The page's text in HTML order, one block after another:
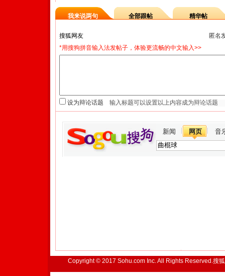
我来说两句 全部跟帖 精华帖
匿名
*用搜狗拼音输入法发帖子，体验更流畅的中文输入>>
设为辩论话题
新闻 网页 音
Copyright © 2017 Sohu.com Inc. All Rights Reserved.搜